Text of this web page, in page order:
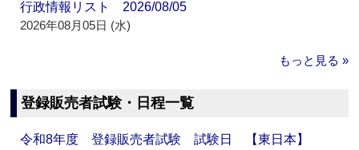
行政情報リスト 2026/08/05
2026年08月05日 (水)
もっと見る »
登録販売者試験・日程一覧
令和8年度 登録販売者試験 試験日 【東日本】